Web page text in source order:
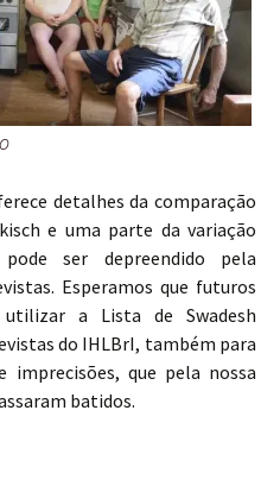
detalhes da comparação
e uma parte da variação
ser depreendido pela
Esperamos que futuros
utilizar a Lista de Swadesh
do IHLBrI, também para
imprecisões, que pela nossa
batidos.